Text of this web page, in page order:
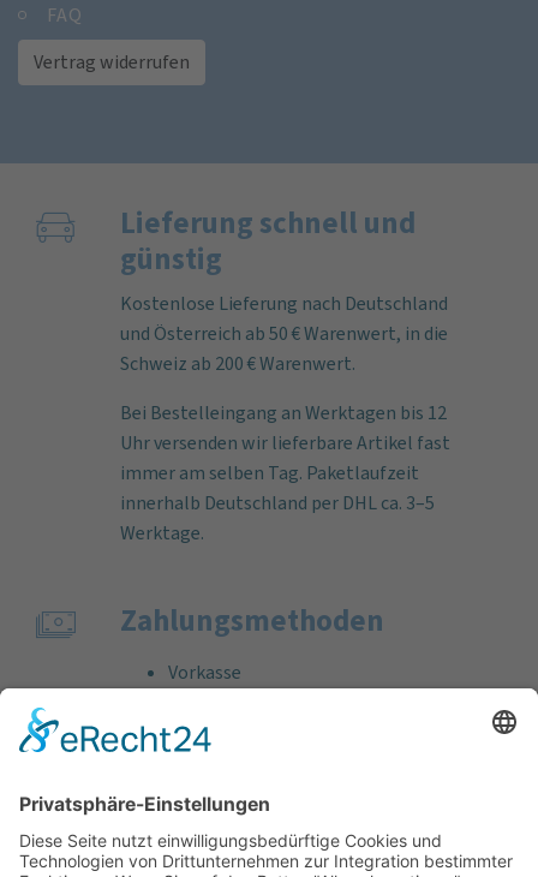
FAQ
Vertrag widerrufen
Lieferung schnell und
günstig
Kostenlose Lieferung nach Deutschland
und Österreich ab 50 € Warenwert, in die
Schweiz ab 200 € Warenwert.
Bei Bestelleingang an Werktagen bis 12
Uhr versenden wir lieferbare Artikel fast
immer am selben Tag. Paketlaufzeit
innerhalb Deutschland per DHL ca. 3–5
Werktage.
Zahlungs­methoden
Vorkasse
Bankeinzug
Kreditkarte (VISA & MasterCard)
Support